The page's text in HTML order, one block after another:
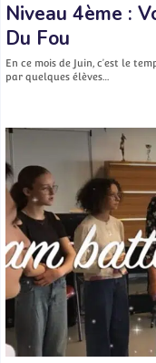
Niveau 4ème :
Du Fou
En ce mois de Juin, c’est le
par quelques élèves…